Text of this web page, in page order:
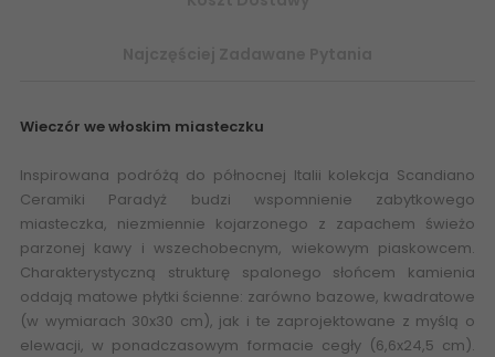
Wieczór we włoskim miasteczku
Inspirowana podróżą do północnej Italii kolekcja Scandiano
Ceramiki Paradyż budzi wspomnienie zabytkowego
miasteczka, niezmiennie kojarzonego z zapachem świeżo
parzonej kawy i wszechobecnym, wiekowym piaskowcem.
Charakterystyczną strukturę spalonego słońcem kamienia
oddają matowe płytki ścienne: zarówno bazowe, kwadratowe
(w wymiarach 30x30 cm), jak i te zaprojektowane z myślą o
elewacji, w ponadczasowym formacie cegły (6,6x24,5 cm).